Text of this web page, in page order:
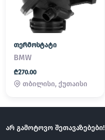
თერმოსტატი
BMW
₾270.00
თბილისი, ქუთაისი
არ გამოტოვო შეთავაზებები!